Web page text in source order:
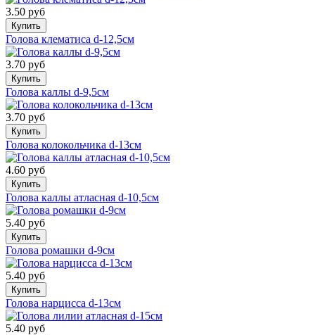
3.50 руб
Купить
Голова клематиса d-12,5см
3.70 руб
Купить
Голова каллы d-9,5см
3.70 руб
Купить
Голова колокольчика d-13см
4.60 руб
Купить
Голова каллы атласная d-10,5см
5.40 руб
Купить
Голова ромашки d-9см
5.40 руб
Купить
Голова нарцисса d-13см
5.40 руб